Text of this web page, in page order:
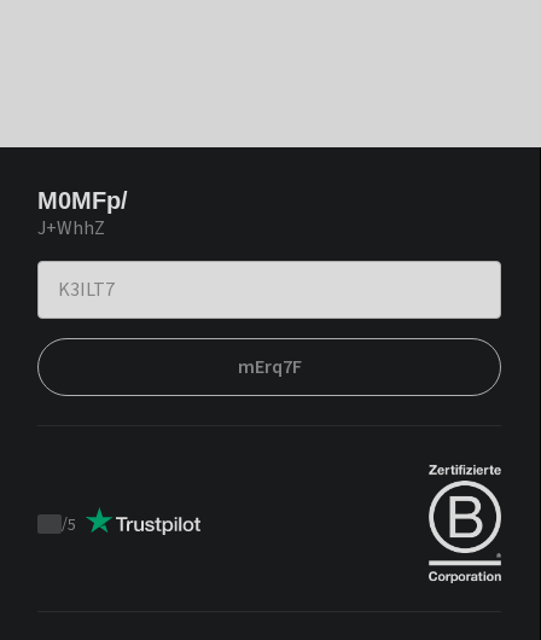
M0MFp/
J+WhhZ
mErq7F
Trustpilot
/5